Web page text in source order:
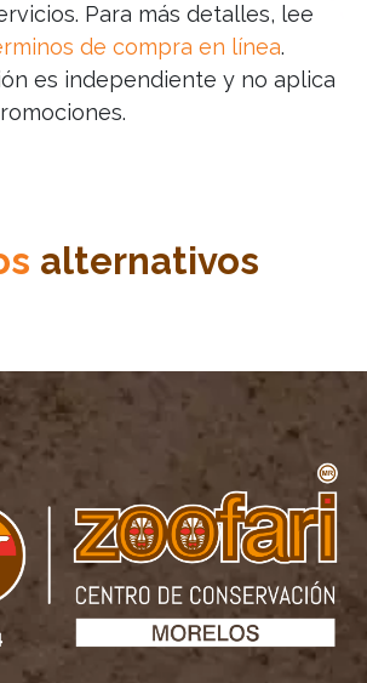
Para más detalles, lee
de compra en línea.
es independiente y no aplica
alternativos